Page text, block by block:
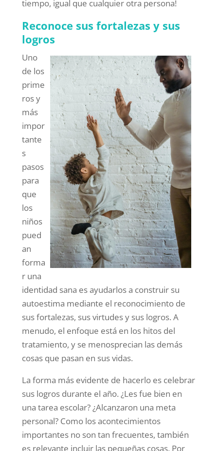
tiempo, igual que cualquier otra persona!
Reconoce sus fortalezas y sus
logros
Uno
de los
prime
ros y
más
impor
tante
s
pasos
para
que
los
niños
pued
an
forma
r una
identidad sana es ayudarlos a construir su
autoestima mediante el reconocimiento de
sus fortalezas, sus virtudes y sus logros. A
menudo, el enfoque está en los hitos del
tratamiento, y se menosprecian las demás
cosas que pasan en sus vidas.
La forma más evidente de hacerlo es celebrar
sus logros durante el año. ¿Les fue bien en
una tarea escolar? ¿Alcanzaron una meta
personal? Como los acontecimientos
importantes no son tan frecuentes, también
es relevante incluir las pequeñas cosas. Por